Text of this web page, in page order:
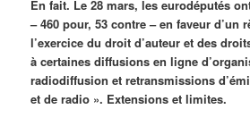
En fait. Le 28 mars, les eurodéputés
– 460 pour, 53 contre – en faveur d’un
l’exercice du droit d’auteur et des
à certaines diffusions en ligne
radiodiffusion et retransmissions
et de radio ». Extensions et limites.